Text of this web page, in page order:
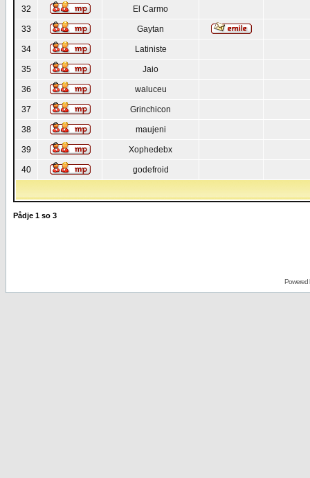
32 El Carmo
33 Gaytan
34 Latiniste
35 Jaio
36 waluceu
37 Grinchicon
38 maujeni
39 Xophedebx
40 godefroid
Pådje 1 so 3
Powered